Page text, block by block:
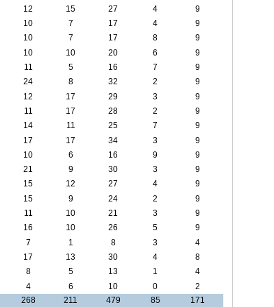
12 15 27 4
9
10 7 17 4
9
10 7 17 8
9
10 10 20 6
9
11 5 16 7
9
24 8 32 2
9
12 17 29 3
9
11 17 28 2
9
14 11 25 7
9
17 17 34 3
9
10 6 16 9
9
21 9 30 3
9
15 12 27 4
9
15 9 24 2
9
11 10 21 3
9
16 10 26 5
9
7 1 8 3
4
17 13 30 4
8
8 5 13 1
4
4 6 10 0
2
268 211 479 85
171